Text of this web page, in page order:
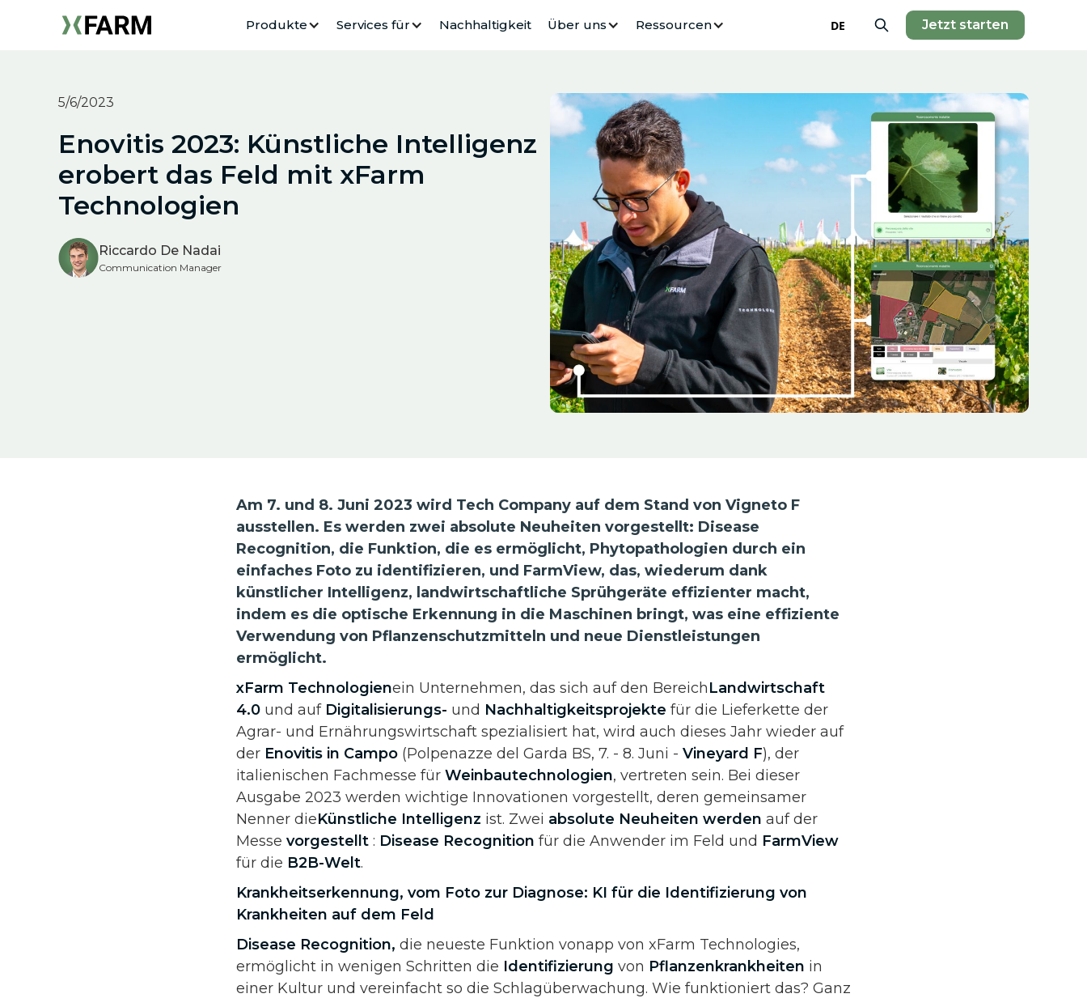
Produkte Services für Nachhaltigkeit Über uns Ressourcen DE Jetzt starten
5/6/2023
Enovitis 2023: Künstliche Intelligenz
erobert das Feld mit xFarm
Technologien
Riccardo De Nadai
Communication Manager
Am 7. und 8. Juni 2023 wird Tech Company auf dem Stand von Vigneto F
ausstellen. Es werden zwei absolute Neuheiten vorgestellt: Disease
Recognition, die Funktion, die es ermöglicht, Phytopathologien durch ein
einfaches Foto zu identifizieren, und FarmView, das, wiederum dank
künstlicher Intelligenz, landwirtschaftliche Sprühgeräte effizienter macht,
indem es die optische Erkennung in die Maschinen bringt, was eine effiziente
Verwendung von Pflanzenschutzmitteln und neue Dienstleistungen
ermöglicht.
xFarm Technologienein Unternehmen, das sich auf den BereichLandwirtschaft
4.0 und auf Digitalisierungs- und Nachhaltigkeitsprojekte für die Lieferkette der
Agrar- und Ernährungswirtschaft spezialisiert hat, wird auch dieses Jahr wieder auf
der Enovitis in Campo (Polpenazze del Garda BS, 7. - 8. Juni - Vineyard F), der
italienischen Fachmesse für Weinbautechnologien, vertreten sein. Bei dieser
Ausgabe 2023 werden wichtige Innovationen vorgestellt, deren gemeinsamer
Nenner dieKünstliche Intelligenz ist. Zwei absolute Neuheiten werden auf der
Messe vorgestellt : Disease Recognition für die Anwender im Feld und FarmView
für die B2B-Welt.
Krankheitserkennung, vom Foto zur Diagnose: KI für die Identifizierung von
Krankheiten auf dem Feld
Disease Recognition, die neueste Funktion vonapp von xFarm Technologies,
ermöglicht in wenigen Schritten die Identifizierung von Pflanzenkrankheiten in
einer Kultur und vereinfacht so die Schlagüberwachung. Wie funktioniert das? Ganz